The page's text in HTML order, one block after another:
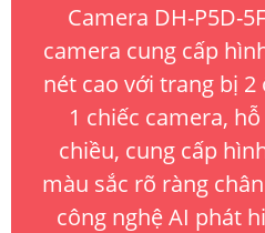
Camera DH-P5D-
camera cung cấp
nét cao với trang bị
1 chiếc camera,
chiều, cung cấp
màu sắc rõ ràng
công nghệ AI phát